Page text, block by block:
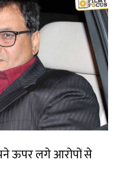
ऊपर लगे आरोपों से